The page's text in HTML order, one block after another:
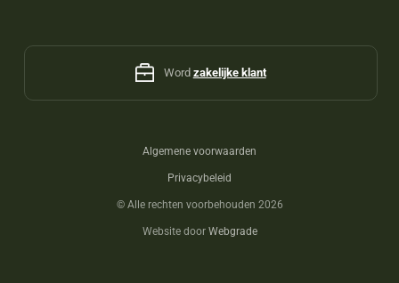
Word zakelijke klant
Algemene voorwaarden
Privacybeleid
© Alle rechten voorbehouden 2026
Website door Webgrade